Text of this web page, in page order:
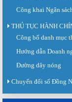
Công khai Ngân
THỦ TỤC HÀNH
Công bố danh mục
Hướng dẫn Doanh
Đường dây nóng
Chuyển đổi số Đồng
Sàn giao dịch việc làm
Sáng ngày 03/8/2026,
Báo cáo kết quả tổ
tháng 08 năm 2026.